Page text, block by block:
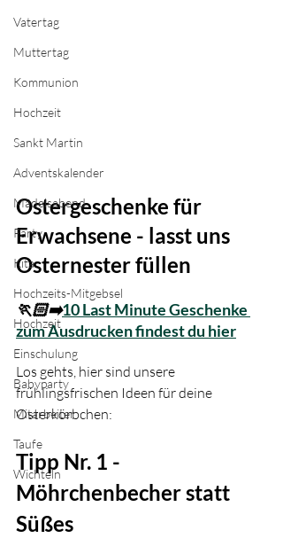
Vatertag
Muttertag
Kommunion
Hochzeit
Sankt Martin
Adventskalender
Mädelsabend
Party
Kita
Hochzeits-Mitgebsel
Hochzeit
Einschulung
Babyparty
Mitarbeiter
Taufe
Wichteln
Ostergeschenke für
Erwachsene - lasst uns
Osternester füllen
🏃🏻‍➡️10 Last Minute Geschenke
zum Ausdrucken findest du hier
Los gehts, hier sind unsere
frühlingsfrischen Ideen für deine
Osterkörbchen:
Tipp Nr. 1 -
Möhrchenbecher statt
Süßes